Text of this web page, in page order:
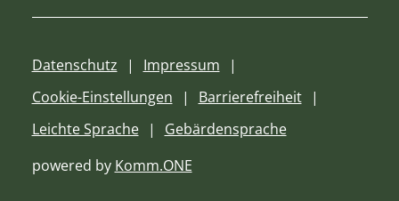
Datenschutz
Impressum
Cookie-Einstellungen
Barrierefreiheit
Leichte Sprache
Gebärdensprache
powered by Komm.ONE